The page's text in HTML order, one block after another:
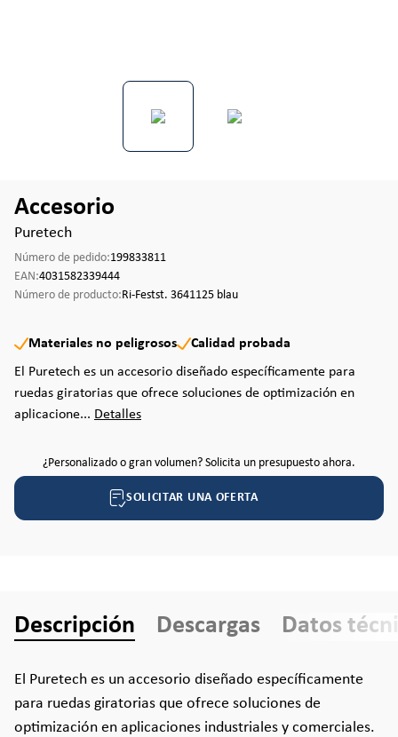
Accesorio
Puretech
Número de pedido:199833811
EAN:4031582339444
Número de producto:Ri-Festst. 3641125 blau
Materiales no peligrosos
Calidad probada
El Puretech es un accesorio diseñado específicamente para
ruedas giratorias que ofrece soluciones de optimización en
aplicacione... Detalles
¿Personalizado o gran volumen? Solicita un presupuesto ahora.
SOLICITAR UNA OFERTA
Descripción Descargas Datos
El Puretech es un accesorio diseñado específicamente
para ruedas giratorias que ofrece soluciones de
optimización en aplicaciones industriales y comerciales.